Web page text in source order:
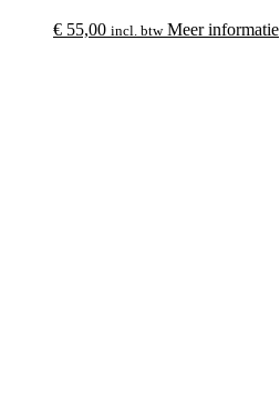
€ 55,00 incl. btw Meer informatie